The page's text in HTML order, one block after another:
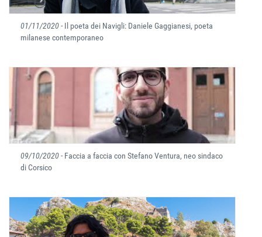
01/11/2020- Il poeta dei Navigli: Daniele Gaggianesi, poeta
milanese contemporaneo
09/10/2020- Faccia a faccia con Stefano Ventura, neo sindaco
di Corsico